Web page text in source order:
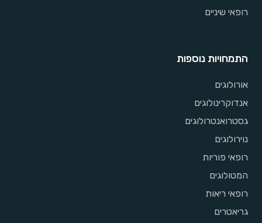
רופאי שיניים
התמחויות נוספות
אורולוגים
אנדוקרינולוגים
גסטרואנטרולוגים
נוירולוגים
רופאי פוריות
המטולוגים
רופאי ריאות
גריאטרים